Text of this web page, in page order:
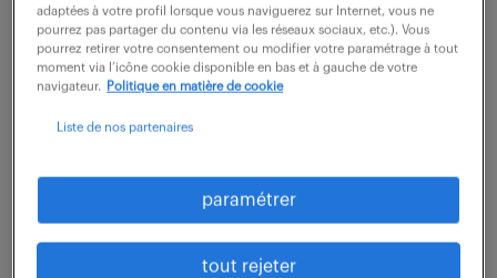
En tant qu'Expert support RUN N2/N3 votre mission
principale est d'assurer le support de haut niveau
(N2/N3) pour l'infrastructure et la cybersécurité,
adaptées à votre profil lorsque vous naviguerez sur Internet, vous ne
pourrez pas partager du contenu via les réseaux sociaux, etc.). Vous
pourrez retirer votre consentement ou modifier votre paramétrage à tout
moment via l’icône cookie disponible en bas et à gauche de votre
navigateur.
Politique en matière de cookie
Liste de nos partenaires
paramétrer
tout rejeter